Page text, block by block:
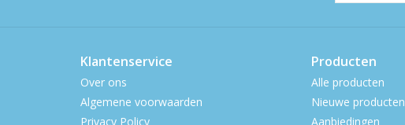
Klantenservice
Over ons
Algemene voorwaarden
Privacy Policy
Producten
Alle producten
Nieuwe producten
Aanbiedingen